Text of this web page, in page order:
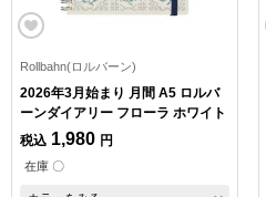
Rollbahn(ロルバーン)
2026年3月始まり 月間 A5 ロルバ
ーンダイアリー フローラ ホワイト
税込 1,980 円
在庫 〇